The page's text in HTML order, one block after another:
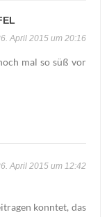
April 2015 um 20:16
mal so süß vor
April 2015 um 12:42
konntet, das